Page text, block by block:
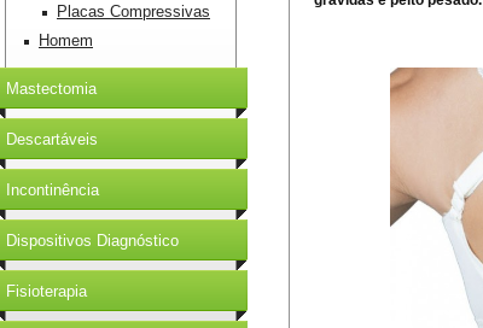
Placas Compressivas
Homem
Mastectomia
Descartáveis
Incontinência
Dispositivos Diagnóstico
Fisioterapia